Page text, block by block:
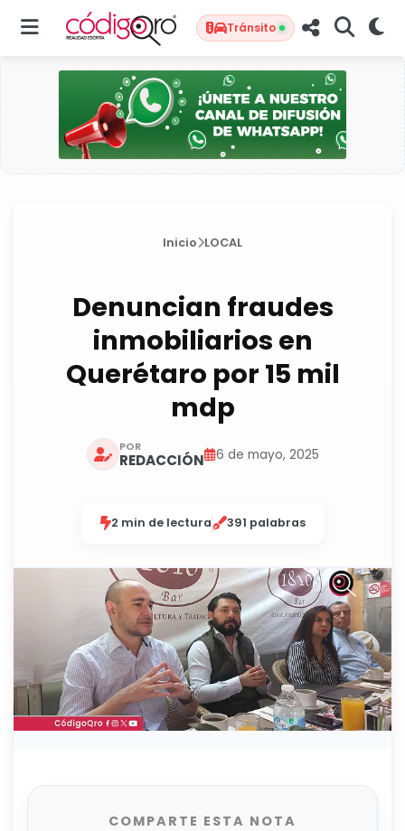
Tránsito
Inicio LOCAL
Denuncian fraudes
inmobiliarios en
Querétaro por 15 mil
mdp
POR
REDACCIÓN 6 de mayo, 2025
2 min de lectura 391 palabras
COMPARTE ESTA NOTA